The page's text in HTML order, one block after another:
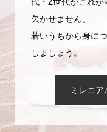
欠かせません。
若いうちから身に
しましょう。
ミレニ